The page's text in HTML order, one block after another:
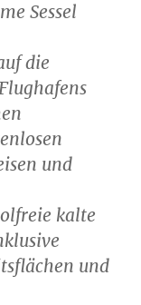
Sessel
die
und
kalte
und